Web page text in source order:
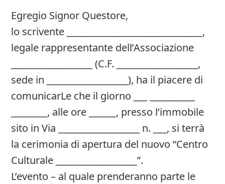
Egregio Signor Questore,
lo scrivente ______________________________,
legale rappresentante dell’Associazione
__________________ (C.F. __________________,
sede in __________________), ha il piacere di
comunicarLe che il giorno ___ __________
________, alle ore ______, presso l’immobile
sito in Via __________________ n. ___, si terrà
la cerimonia di apertura del nuovo “Centro
Culturale __________________”.
L’evento – al quale prenderanno parte le